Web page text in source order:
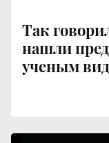
Так
нашли
ученым